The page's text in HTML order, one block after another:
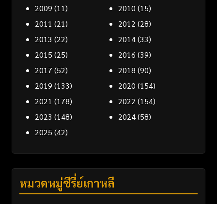
2009 (11) 2010 (15)
2011 (21) 2012 (28)
2013 (22) 2014(33)
2015 (25) 2016 (39)
2017 (52) 2018 (90)
2019 (133) 2020 (154)
2021 (178) 2022 (154)
2023 (148) 2024(58)
2025 (42)
หมวดหมู่ซีรี่ย์เกาหลี